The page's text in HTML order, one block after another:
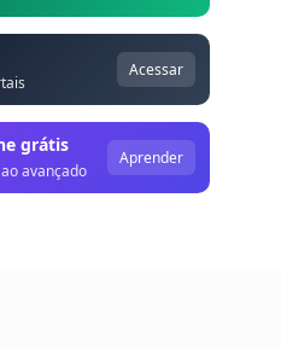
Acessar
grátis
avançado
Aprender